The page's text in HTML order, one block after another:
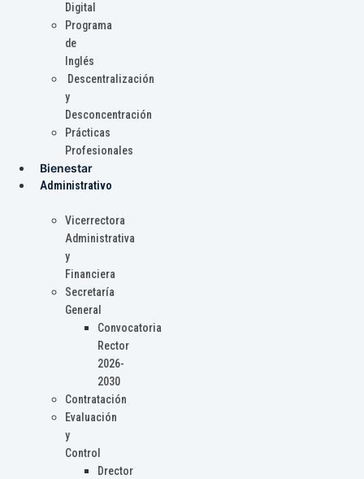
Digital
Programa
de
Inglés
Descentralización
y
Desconcentración
Prácticas
Profesionales
Bienestar
Administrativo
Vicerrectora
Administrativa
y
Financiera
Secretaría
General
Convocatoria
Rector
2026-
2030
Contratación
Evaluación
y
Control
Drector